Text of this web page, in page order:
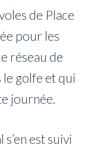
de Place
pour les
réseau de
le golfe et qui
journée.
est suivi